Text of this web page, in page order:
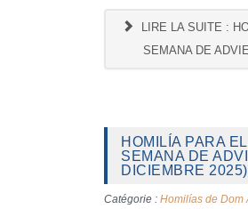
LIRE LA SUITE :
SEMANA DE
HOMILÍA PARA
SEMANA DE
DICIEMBRE 2025)
Catégorie : Homilías de Dom